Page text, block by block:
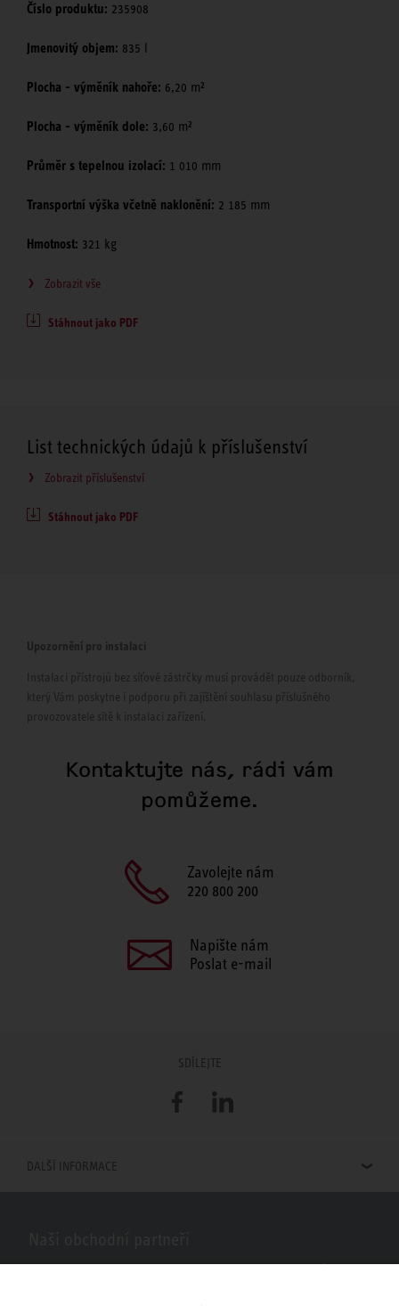
Číslo produktu: 235908
Jmenovitý objem: 835 l
Plocha - výměník nahoře: 6,20 m²
Plocha - výměník dole: 3,60 m²
Průměr s tepelnou izolací: 1 010 mm
Transportní výška včetně naklonění: 2 185 mm
Hmotnost: 321 kg
Zobrazit vše
Stáhnout jako PDF
List technických údajů k příslušenství
Zobrazit příslušenství
Stáhnout jako PDF
Upozornění pro instalaci
Instalaci přístrojů bez síťové zástrčky musí provádět pouze odborník,
který Vám poskytne i podporu při zajištění souhlasu příslušného
provozovatele sítě k instalaci zařízení.
Kontaktujte nás, rádi vám
pomůžeme.
Zavolejte nám
220 800 200
Napište nám
Poslat e-mail
SDÍLEJTE
FacebookLinkedIn
DALŠÍ INFORMACE